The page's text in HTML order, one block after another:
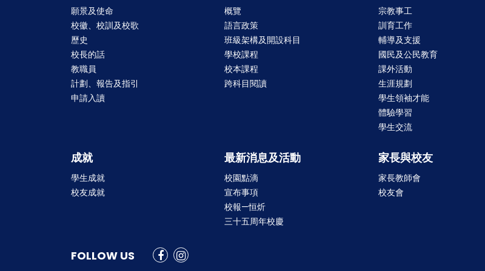
願景及使命
校徽、校訓及校歌
歷史
校長的話
教職員
計劃、報告及指引
申請入讀
概覽
語言政策
班級架構及開設科目
學校課程
校本課程
跨科目閱讀
宗教事工
訓育工作
輔導及支援
國民及公民教育
課外活動
生涯規劃
學生領袖才能
體驗學習
學生交流
成就
學生成就
校友成就
最新消息及活動
校園點滴
宣布事項
校報—恒炘
三十五周年校慶
家長與校友
家長教師會
校友會
FOLLOW US